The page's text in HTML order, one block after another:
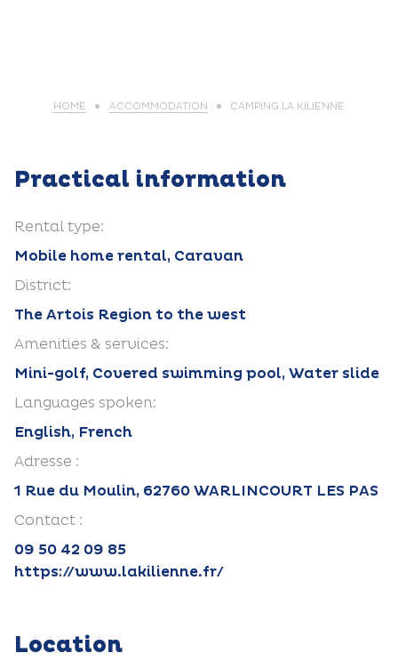
HOME ACCOMMODATION CAMPING LA KILIENNE
Practical information
Rental type:
Mobile home rental, Caravan
District:
The Artois Region to the west
Amenities & services:
Mini-golf, Covered swimming pool, Water slide
Languages spoken:
English, French
Adresse :
1 Rue du Moulin, 62760 WARLINCOURT LES PAS
Contact :
09 50 42 09 85
https://www.lakilienne.fr/
Location